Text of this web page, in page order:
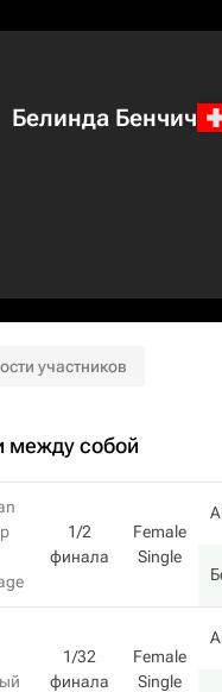
Белинда Бенчич
участников
между собой
1/2
финала
Female
Single
1/32
финала
Female
Single